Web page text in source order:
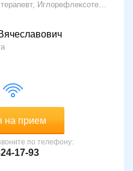
на прием
по телефону:
17-93